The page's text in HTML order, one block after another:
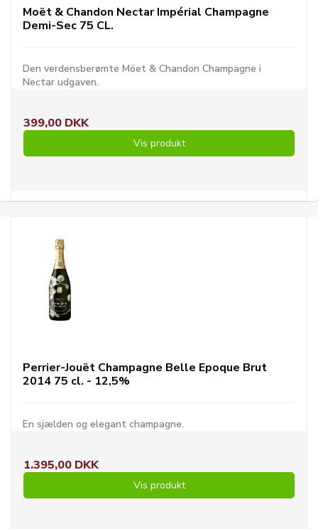
Moët & Chandon Nectar Impérial Champagne
Demi-Sec 75 CL.
Den verdensberømte Möet & Chandon Champagne i
Nectar udgaven.
399,00 DKK
Vis produkt
Perrier-Jouët Champagne Belle Epoque Brut
2014 75 cl. - 12,5%
En sjælden og elegant champagne.
1.395,00 DKK
Vis produkt